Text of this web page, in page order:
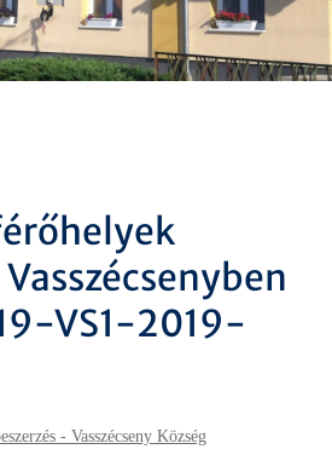
VS1-2019-
- Vasszécseny Község